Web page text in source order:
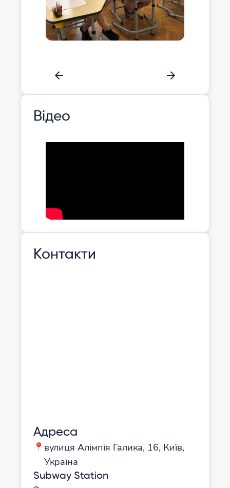
Відео
Контакти
Адреса
вулиця Алімпія Галика, 16, Київ,
Україна
Subway Station